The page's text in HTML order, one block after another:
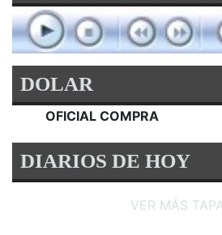
DOLAR
OFICIAL COMPRA
DIARIOS DE HOY
VER MÁS